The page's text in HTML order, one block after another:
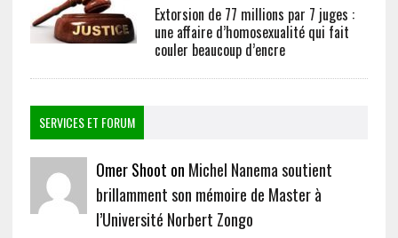
Extorsion de 77 millions par 7 juges :
une affaire d’homosexualité qui fait
couler beaucoup d’encre
SERVICES ET FORUM
Omer Shoot on Michel Nanema soutient
brillamment son mémoire de Master à
l’Université Norbert Zongo